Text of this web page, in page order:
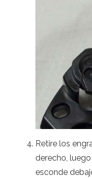
Retire los
derecho,
esconde